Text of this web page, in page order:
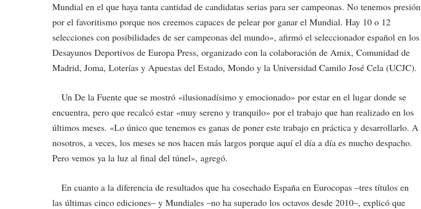
Mundial en el que haya tanta cantidad de candidatas serias para ser campeonas. No tenemos presión
por el favoritismo porque nos creemos capaces de pelear por ganar el Mundial. Hay 10 o 12
selecciones con posibilidades de ser campeonas del mundo», afirmó el seleccionador español en los
Desayunos Deportivos de Europa Press, organizado con la colaboración de Amix, Comunidad de
Madrid, Joma, Loterías y Apuestas del Estado, Mondo y la Universidad Camilo José Cela (UCJC).
Un De la Fuente que se mostró «ilusionadísimo y emocionado» por estar en el lugar donde se
encuentra, pero que recalcó estar «muy sereno y tranquilo» por el trabajo que han realizado en los
últimos meses. «Lo único que tenemos es ganas de poner este trabajo en práctica y desarrollarlo. A
nosotros, a veces, los meses se nos hacen más largos porque aquí el día a día es mucho despacho.
Pero vemos ya la luz al final del túnel», agregó.
En cuanto a la diferencia de resultados que ha cosechado España en Eurocopas –tres títulos en
las últimas cinco ediciones– y Mundiales –no ha superado los octavos desde 2010–, explicó que